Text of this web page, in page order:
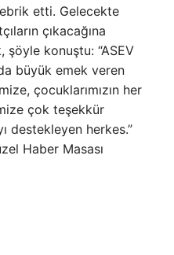
etti. Gelecekte
çıkacağına
şöyle konuştu: “ASEV
büyük emek veren
çocuklarımızın her
çok teşekkür
destekleyen herkes.”
Haber Masası